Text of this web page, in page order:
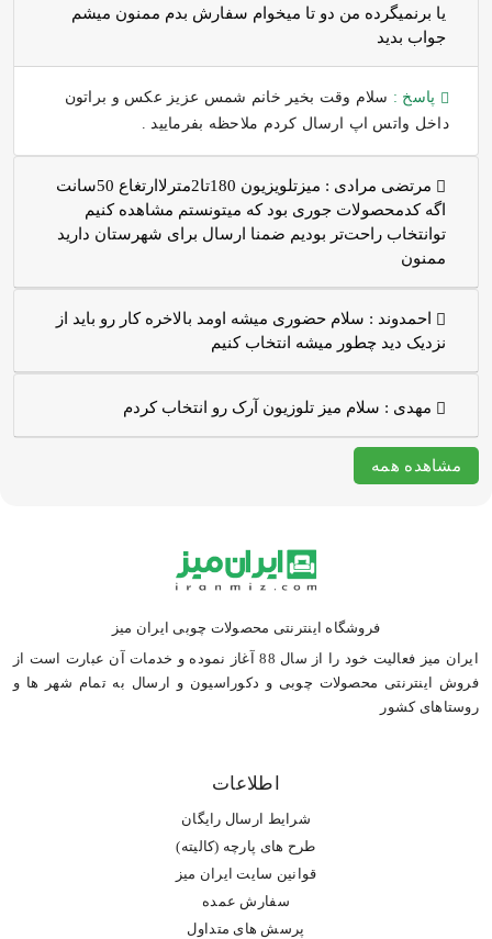
يا برنميگرده من دو تا ميخوام سفارش بدم ممنون ميشم
جواب بديد
پاسخ : سلام وقت بخیر خانم شمس عزیز عکس و براتون
داخل واتس اپ ارسال کردم ملاحظه بفرمایید .
مرتضی مرادی :
میزتلویزیون 180تا2مترلاارتغاع 50سانت
اگه کدمحصولات جوری بود که میتونستم مشاهده کنیم
توانتخاب راحت‌تر بودیم ضمنا ارسال برای شهرستان دارید
ممنون
احمدوند : سلام حضوری میشه اومد بالاخره کار رو باید از
نزدیک دید چطور میشه انتخاب کنیم
مهدی : سلام میز تلوزیون آرک رو انتخاب کردم
مشاهده همه
فروشگاه اینترنتی محصولات چوبی ایران میز
ایران میز فعالیت خود را از سال 88 آغاز نموده و خدمات آن عبارت است از
فروش اینترنتی محصولات چوبی و دکوراسیون و ارسال به تمام شهر ها و
روستاهای کشور
اطلاعات
شرایط ارسال رایگان
طرح های پارچه (کالیته)
قوانین سایت ایران میز
سفارش عمده
پرسش های متداول